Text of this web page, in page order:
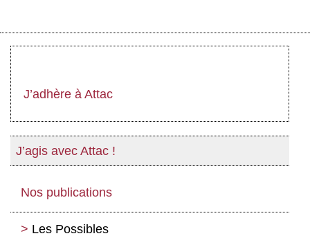
J’adhère à Attac
J’agis avec Attac !
Nos publications
Les Possibles